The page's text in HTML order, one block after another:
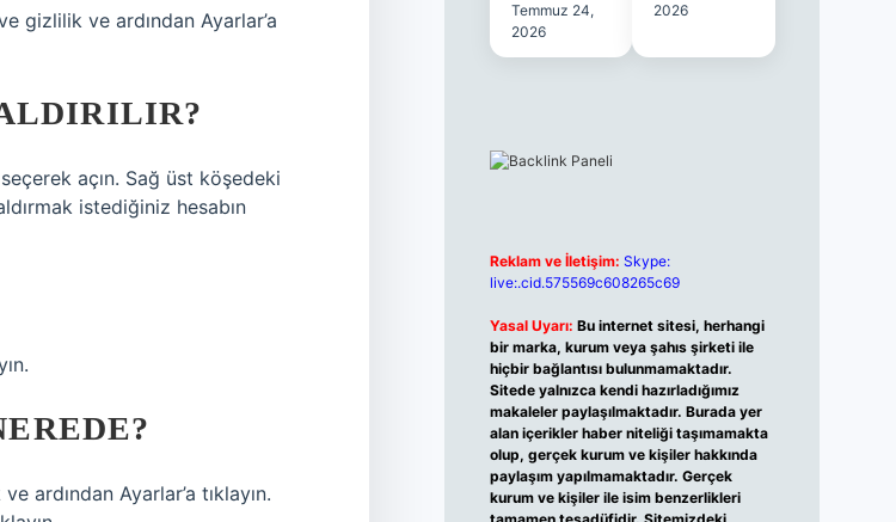
gizlilik ve ardından Ayarlar’a
açın. Sağ üst köşedeki
istediğiniz hesabın
ardından Ayarlar’a tıklayın.
Temmuz 24,
2026
2026
Reklam ve İletişim: Skype:
live:.cid.575569c608265c69
Yasal Uyarı: Bu internet sitesi, herhangi
bir marka, kurum veya şahıs şirketi ile
hiçbir bağlantısı bulunmamaktadır.
Sitede yalnızca kendi hazırladığımız
makaleler paylaşılmaktadır. Burada yer
alan içerikler haber niteliği taşımamakta
olup, gerçek kurum ve kişiler hakkında
paylaşım yapılmamaktadır. Gerçek
kurum ve kişiler ile isim benzerlikleri